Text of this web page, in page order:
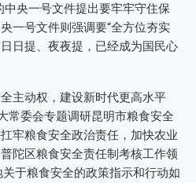
中央一号文件提出要牢牢守住保
一号文件则强调要“全方位夯实
日提、夜夜提，已经成为国民心
主动权，建设新时代更高水平
常委会专题调研昆明市粮食安全
牢粮食安全政治责任，加快农业
陀区粮食安全责任制考核工作领
于粮食安全的政策指示和行动如